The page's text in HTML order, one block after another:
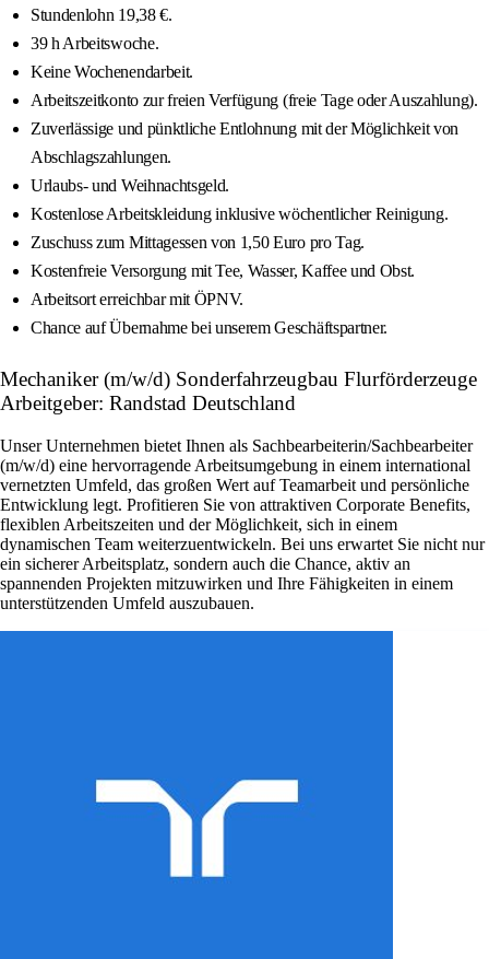
Stundenlohn 19,38 €.
39 h Arbeitswoche.
Keine Wochenendarbeit.
Arbeitszeitkonto zur freien Verfügung (freie Tage oder Auszahlung).
Zuverlässige und pünktliche Entlohnung mit der Möglichkeit von
Abschlagszahlungen.
Urlaubs- und Weihnachtsgeld.
Kostenlose Arbeitskleidung inklusive wöchentlicher Reinigung.
Zuschuss zum Mittagessen von 1,50 Euro pro Tag.
Kostenfreie Versorgung mit Tee, Wasser, Kaffee und Obst.
Arbeitsort erreichbar mit ÖPNV.
Chance auf Übernahme bei unserem Geschäftspartner.
Mechaniker (m/w/d) Sonderfahrzeugbau Flurförderzeuge
Arbeitgeber: Randstad Deutschland
Unser Unternehmen bietet Ihnen als Sachbearbeiterin/Sachbearbeiter
(m/w/d) eine hervorragende Arbeitsumgebung in einem international
vernetzten Umfeld, das großen Wert auf Teamarbeit und persönliche
Entwicklung legt. Profitieren Sie von attraktiven Corporate Benefits,
flexiblen Arbeitszeiten und der Möglichkeit, sich in einem
dynamischen Team weiterzuentwickeln. Bei uns erwartet Sie nicht nur
ein sicherer Arbeitsplatz, sondern auch die Chance, aktiv an
spannenden Projekten mitzuwirken und Ihre Fähigkeiten in einem
unterstützenden Umfeld auszubauen.